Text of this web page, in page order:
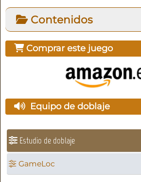
Contenidos
Comprar este juego
Equipo de doblaje
Estudio de doblaje
GameLoc